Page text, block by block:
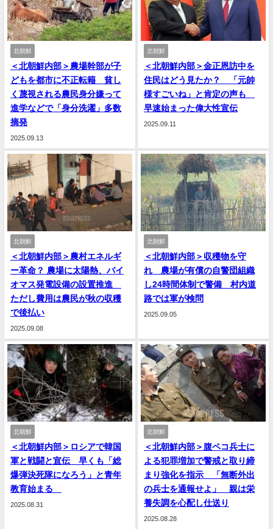
北朝鮮
＜北朝鮮内部＞農場幹部が子
どもを都市に不正転籍 貧し
く蔑視される農民身分嫌って
進学などで「身分洗濯」多数
摘発
2025.09.13
北朝鮮
＜北朝鮮内部＞金正恩訪中を
住民はどう見たか？ 「元帥
様すごいね」と肯定の声も
早速始まった偉大性宣伝
2025.09.11
北朝鮮
＜北朝鮮内部＞農村エネルギ
ー革命？ 農場に太陽熱、バイ
オマス発電設備の設置推進
ただし費用は農民が秋の収穫
で後払い
2025.09.08
北朝鮮
＜北朝鮮内部＞収穫物を守
れ 農場が有償の自警団組織
し24時間体制で警備 村内道
路では軍が検問
2025.09.05
北朝鮮
＜北朝鮮内部＞ロシアで韓国
軍と戦闘と宣伝 早くも「総
爆弾決死隊になろう」と青年
教育始まる
2025.08.31
北朝鮮
＜北朝鮮内部＞腹ペコ兵士に
よる犯罪増加で警戒と取り締
まり強化を指示 「無断外出
の兵士を通報せよ」 親は栄
養失調を心配し仕送り
2025.08.28